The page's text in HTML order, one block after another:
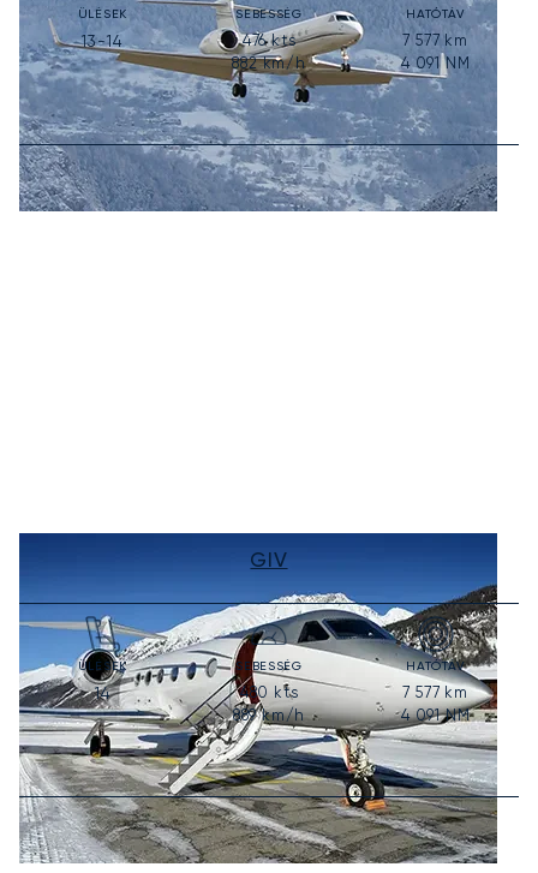
ÜLÉSEK
13-14
SEBESSÉG
476kts
882km/h
HATÓTÁV
7 577 km
4 091 NM
GIV
ÜLÉSEK
14
SEBESSÉG
480 kts
889km/h
HATÓTÁV
7 577 km
4 091NM